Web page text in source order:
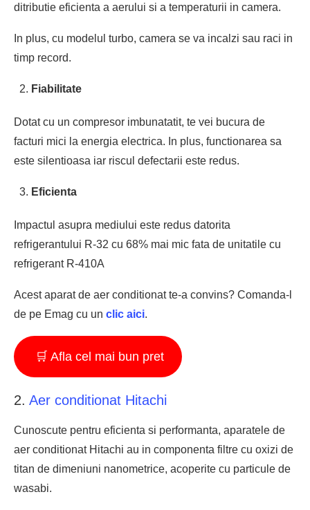
ditributie eficienta a aerului si a temperaturii in camera.
In plus, cu modelul turbo, camera se va incalzi sau raci in
timp record.
Fiabilitate
Dotat cu un compresor imbunatatit, te vei bucura de
facturi mici la energia electrica. In plus, functionarea sa
este silentioasa iar riscul defectarii este redus.
Eficienta
Impactul asupra mediului este redus datorita
refrigerantului R-32 cu 68% mai mic fata de unitatile cu
refrigerant R-410A
Acest aparat de aer conditionat te-a convins? Comanda-l
de pe Emag cu un clic aici.
🛒 Afla cel mai bun pret
2. Aer conditionat Hitachi
Cunoscute pentru eficienta si performanta, aparatele de
aer conditionat Hitachi au in componenta filtre cu oxizi de
titan de dimeniuni nanometrice, acoperite cu particule de
wasabi.